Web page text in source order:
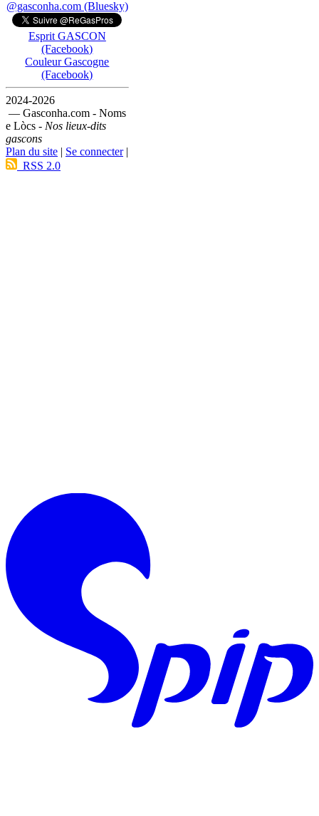
@gasconha.com (Bluesky)
Esprit GASCON
(Facebook)
Couleur Gascogne
(Facebook)
2024-2026
— Gasconha.com - Noms
e Lòcs - Nos lieux-dits
gascons
Plan du site | Se connecter|
RSS 2.0